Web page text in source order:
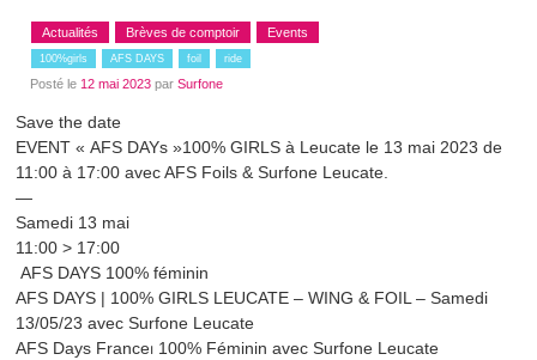
Actualités Brèves de comptoir Events
100%girls AFS DAYS foil ride
Posté le 12 mai 2023par Surfone
Save the date
EVENT « AFS DAYs »100% GIRLS à Leucate le 13 mai 2023 de
11:00 à 17:00 avecAFS Foils &Surfone Leucate
—
Samedi 13 mai
11:00 > 17:00
AFS DAYS 100% féminin
AFS DAYS | 100% GIRLS LEUCATE – WING & FOIL – Samedi
13/05/23 avec Surfone Leucate
AFS Days France⏐ 100% Féminin avec Surfone Leucate